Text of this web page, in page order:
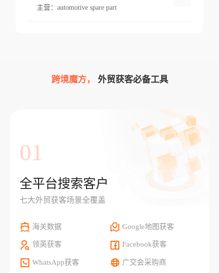
主营： automotive spare part
跨境魔方， 外贸获客必备工具
01
全平台搜索客户
七大外贸获客场景全覆盖
海关数据 Google地图获客
领英获客 Facebook获客
WhatsApp获客 广交会采购商